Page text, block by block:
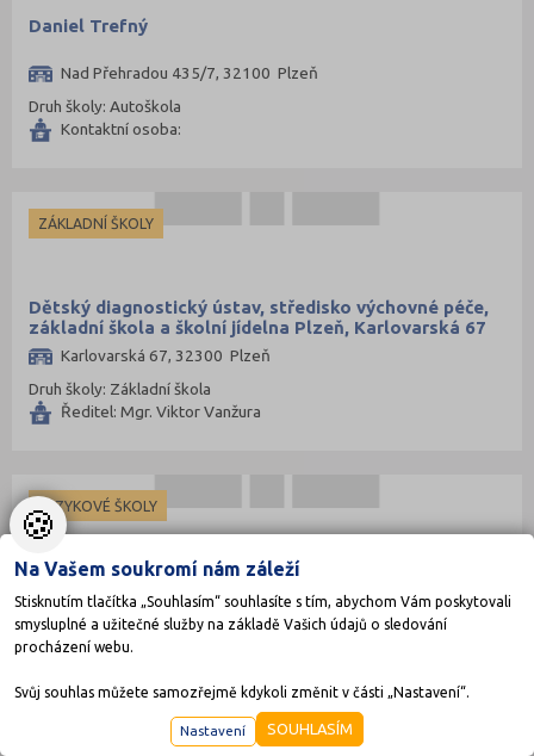
Daniel Trefný
Nad Přehradou 435/7, 32100 Plzeň
Druh školy: Autoškola
Kontaktní osoba:
ZÁKLADNÍ ŠKOLY
Dětský diagnostický ústav, středisko výchovné péče,
základní škola a školní jídelna Plzeň, Karlovarská 67
Karlovarská 67, 32300 Plzeň
Druh školy: Základní škola
Ředitel: Mgr. Viktor Vanžura
JAZYKOVÉ ŠKOLY
DIMENZE AZ s.r.o.
Pod Všemi svatými 422/20, 301 00 Plzeň
Ředitel:
🍪
Na Vašem soukromí nám záleží
Stisknutím tlačítka „Souhlasím“ souhlasíte s tím, abychom Vám poskytovali
smysluplné a užitečné služby na základě Vašich údajů o sledování
procházení webu.
Svůj souhlas můžete samozřejmě kdykoli změnit v části „Nastavení“.
Nastavení SOUHLASÍM